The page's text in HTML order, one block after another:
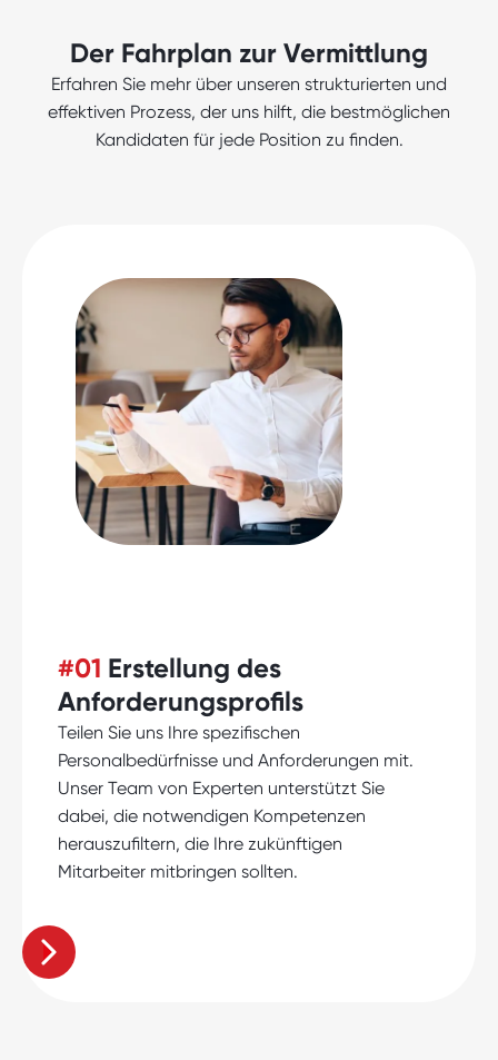
Der Fahrplan zur Vermittlung
Erfahren Sie mehr über unseren strukturierten und
effektiven Prozess, der uns hilft, die bestmöglichen
Kandidaten für jede Position zu finden.
#01 Erstellung des
Anforderungsprofils
Teilen Sie uns Ihre spezifischen
Personalbedürfnisse und Anforderungen mit.
Unser Team von Experten unterstützt Sie
dabei, die notwendigen Kompetenzen
herauszufiltern, die Ihre zukünftigen
Mitarbeiter mitbringen sollten.